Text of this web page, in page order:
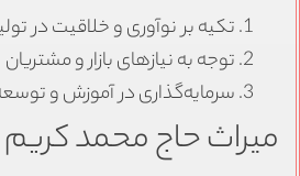
تکیه بر نوآوری و خلاقیت در
توجه به نیازهای بازار و مشتریان
سرمایه‌گذاری در آموزش و
میراث حاج محمد